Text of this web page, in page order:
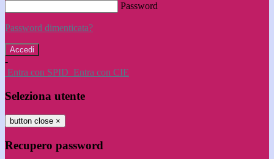
Password
Password dimenticata?
-
Entra con SPID Entra con CIE
Seleziona utente
button close ×
Recupero password